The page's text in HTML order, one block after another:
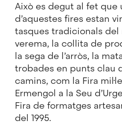
Això es degut al fet que
d’aquestes fires estan
tasques tradicionals del
verema, la collita de
la sega de l’arròs, la
trobades en punts clau
camins, com la Fira
Ermengol a la Seu
Fira de formatges
del 1995.